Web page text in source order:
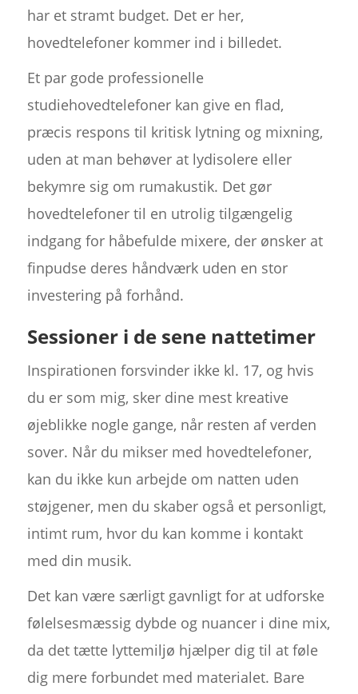
har et stramt budget. Det er her,
hovedtelefoner kommer ind i billedet.
Et par gode professionelle
studiehovedtelefoner kan give en flad,
præcis respons til kritisk lytning og mixning,
uden at man behøver at lydisolere eller
bekymre sig om rumakustik. Det gør
hovedtelefoner til en utrolig tilgængelig
indgang for håbefulde mixere, der ønsker at
finpudse deres håndværk uden en stor
investering på forhånd.
Sessioner i de sene nattetimer
Inspirationen forsvinder ikke kl. 17, og hvis
du er som mig, sker dine mest kreative
øjeblikke nogle gange, når resten af verden
sover. Når du mikser med hovedtelefoner,
kan du ikke kun arbejde om natten uden
støjgener, men du skaber også et personligt,
intimt rum, hvor du kan komme i kontakt
med din musik.
Det kan være særligt gavnligt for at udforske
følelsesmæssig dybde og nuancer i dine mix,
da det tætte lyttemiljø hjælper dig til at føle
dig mere forbundet med materialet. Bare